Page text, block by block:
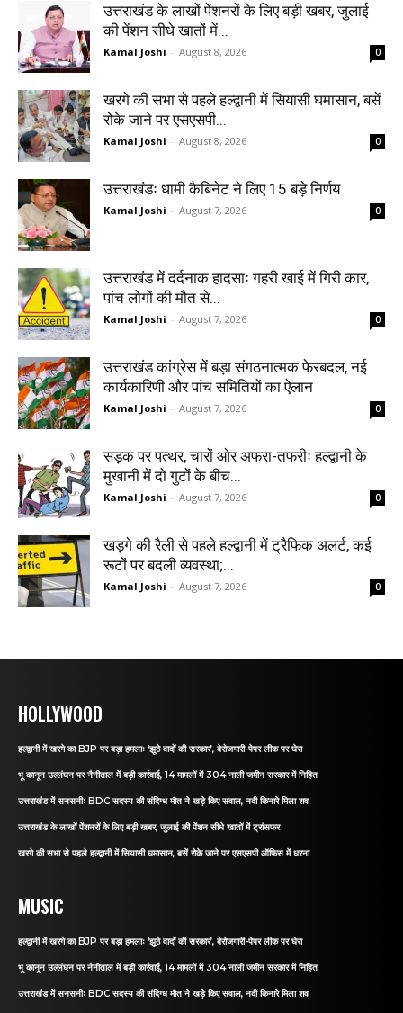
उत्तराखंड के लाखों पेंशनरों के लिए बड़ी खबर, जुलाई
की पेंशन सीधे खातों में...
Kamal Joshi - August 8, 2026 0
खरगे की सभा से पहले हल्द्वानी में सियासी घमासान, बसें
रोके जाने पर एसएसपी...
Kamal Joshi - August 8, 2026 0
उत्तराखंडः धामी कैबिनेट ने लिए 15 बड़े निर्णय
Kamal Joshi - August 7, 2026 0
उत्तराखंड में दर्दनाक हादसाः गहरी खाई में गिरी कार,
पांच लोगों की मौत से...
Kamal Joshi - August 7, 2026 0
उत्तराखंड कांग्रेस में बड़ा संगठनात्मक फेरबदल, नई
कार्यकारिणी और पांच समितियों का ऐलान
Kamal Joshi - August 7, 2026 0
सड़क पर पत्थर, चारों ओर अफरा-तफरीः हल्द्वानी के
मुखानी में दो गुटों के बीच...
Kamal Joshi - August 7, 2026 0
खड़गे की रैली से पहले हल्द्वानी में ट्रैफिक अलर्ट, कई
रूटों पर बदली व्यवस्था;...
Kamal Joshi - August 7, 2026 0
HOLLYWOOD
हल्द्वानी में खरगे का BJP पर बड़ा हमलाः ‘झूठे वादों की सरकार’, बेरोजगारी-पेपर लीक पर घेरा
भू कानून उल्लंघन पर नैनीताल में बड़ी कार्रवाई, 14 मामलों में 304 नाली जमीन सरकार में निहित
उत्तराखंड में सनसनीः BDC सदस्य की संदिग्ध मौत ने खड़े किए सवाल, नदी किनारे मिला शव
उत्तराखंड के लाखों पेंशनरों के लिए बड़ी खबर, जुलाई की पेंशन सीधे खातों में ट्रांसफर
खरगे की सभा से पहले हल्द्वानी में सियासी घमासान, बसें रोके जाने पर एसएसपी ऑफिस में धरना
MUSIC
हल्द्वानी में खरगे का BJP पर बड़ा हमलाः ‘झूठे वादों की सरकार’, बेरोजगारी-पेपर लीक पर घेरा
भू कानून उल्लंघन पर नैनीताल में बड़ी कार्रवाई, 14 मामलों में 304 नाली जमीन सरकार में निहित
उत्तराखंड में सनसनीः BDC सदस्य की संदिग्ध मौत ने खड़े किए सवाल, नदी किनारे मिला शव